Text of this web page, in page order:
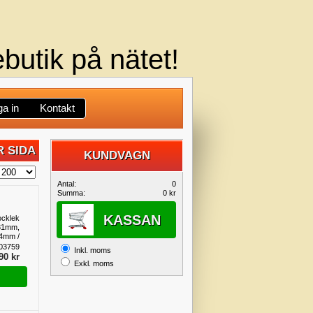
på nätet!
in Kontakt
KUNDVAGN
KUNDVAGN
Antal:
0
Summa:
0 kr
KASSAN
Inkl. moms
Exkl. moms
SIDA
/
kr